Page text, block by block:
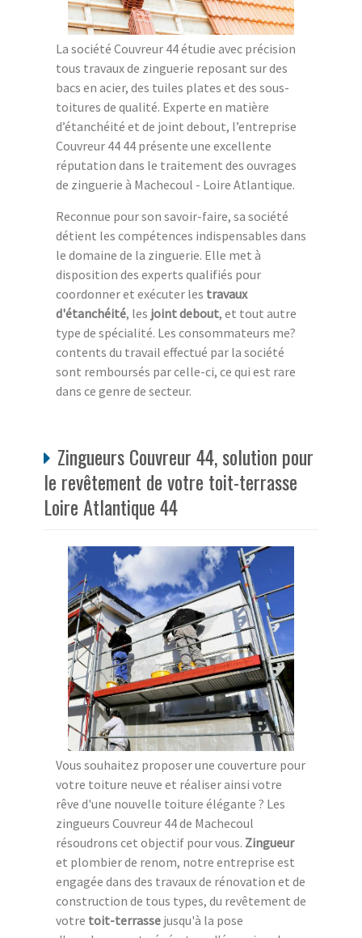
La société Couvreur 44 étudie avec précision
tous travaux de zinguerie reposant sur des
bacs en acier, des tuiles plates et des sous-
toitures de qualité. Experte en matière
d’étanchéité et de joint debout, l’entreprise
Couvreur 44 44 présente une excellente
réputation dans le traitement des ouvrages
de zinguerie à Machecoul - Loire Atlantique.
Reconnue pour son savoir-faire, sa société
détient les compétences indispensables dans
le domaine de la zinguerie. Elle met à
disposition des experts qualifiés pour
coordonner et exécuter les travaux
d'étanchéité, les joint debout, et tout autre
type de spécialité. Les consommateurs me?
contents du travail effectué par la société
sont remboursés par celle-ci, ce qui est rare
dans ce genre de secteur.
Zingueurs Couvreur 44, solution pour
le revêtement de votre toit-terrasse
Loire Atlantique 44
Vous souhaitez proposer une couverture pour
votre toiture neuve et réaliser ainsi votre
rêve d'une nouvelle toiture élégante ? Les
zingueurs Couvreur 44 de Machecoul
résoudrons cet objectif pour vous. Zingueur
et plombier de renom, notre entreprise est
engagée dans des travaux de rénovation et de
construction de tous types, du revêtement de
votre toit-terrasse jusqu'à la pose